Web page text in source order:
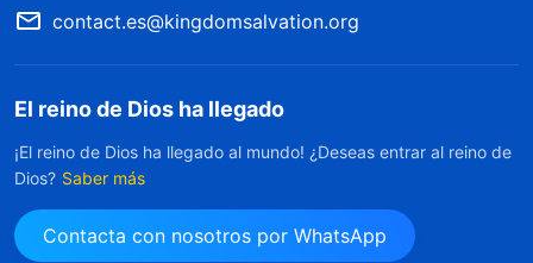
contact.es@kingdomsalvation.org
El reino de Dios ha llegado
¡El reino de Dios ha llegado al mundo! ¿Deseas entrar al reino de
Dios? Saber más
Contacta con nosotros por WhatsApp